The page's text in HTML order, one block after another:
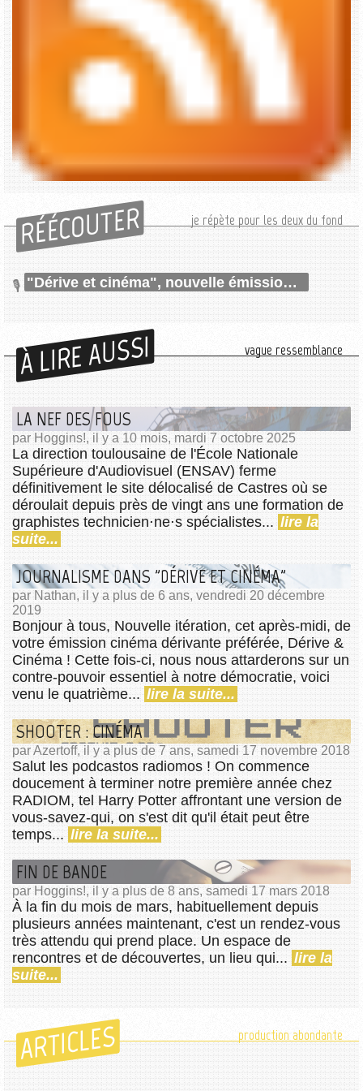
RÉÉCOUTER je répète pour les deux du fond
"Dérive et cinéma", nouvelle émission sur les ondes
À LIRE AUSSI vague ressemblance
LA NEF DES FOUS
par Hoggins!, il y a 10 mois, mardi 7 octobre 2025
La direction toulousaine de l'École Nationale
Supérieure d'Audiovisuel (ENSAV) ferme
définitivement le site délocalisé de Castres où se
déroulait depuis près de vingt ans une formation de
graphistes technicien⋅ne⋅s spécialistes... lire la
suite...
JOURNALISME DANS "DÉRIVE ET CINÉMA"
par Nathan, il y a plus de 6 ans, vendredi 20 décembre
2019
Bonjour à tous, Nouvelle itération, cet après-midi, de
votre émission cinéma dérivante préférée, Dérive &
Cinéma ! Cette fois-ci, nous nous attarderons sur un
contre-pouvoir essentiel à notre démocratie, voici
venu le quatrième... lire la suite...
SHOOTER : CINÉMA
par Azertoff, il y a plus de 7 ans, samedi 17 novembre 2018
Salut les podcastos radiomos ! On commence
doucement à terminer notre première année chez
RADIOM, tel Harry Potter affrontant une version de
vous-savez-qui, on s'est dit qu'il était peut être
temps... lire la suite...
FIN DE BANDE
par Hoggins!, il y a plus de 8 ans, samedi 17 mars 2018
À la fin du mois de mars, habituellement depuis
plusieurs années maintenant, c'est un rendez-vous
très attendu qui prend place. Un espace de
rencontres et de découvertes, un lieu qui... lire la
suite...
ARTICLES production abondante